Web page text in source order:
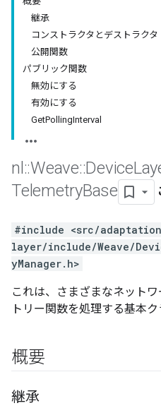
継承
コンストラクタとデストラクタ
公開関数
パブリック関数
無効にする
有効にする
GetPollingInterval
nl ::Weave::Device
TelemetryBase
#include <src/
layer/include/Weave/
yManager.h>
これは、さまざまなネット
トリー関数を処理する基本ク
概要
継承